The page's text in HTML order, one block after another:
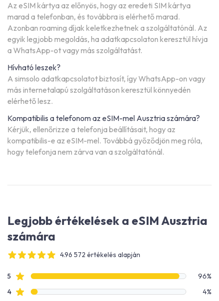
Az eSIM kártya az előnyös, hogy az eredeti SIM kártya
marad a telefonban, és továbbra is elérhető marad.
Azonban roaming díjak keletkezhetnek a szolgáltatónál. Az
egyik legjobb megoldás, ha adatkapcsolaton keresztül hívja
a WhatsApp-ot vagy más szolgáltatást.
Hívható leszek?
A simsolo adatkapcsolatot biztosít, így WhatsApp-on vagy
más internetalapú szolgáltatáson keresztül könnyedén
elérhető lesz.
Kompatibilis a telefonom az eSIM-mel Ausztria számára?
Kérjük, ellenőrizze a telefonja beállításait, hogy az
kompatibilis-e az eSIM-mel. Továbbá győződjön meg róla,
hogy telefonja nem zárva van a szolgáltatónál.
Legjobb értékelések a eSIM Ausztria
számára
4.96 572 értékelés alapján
Értékelési adatok
5Csillagos értékelések
96%
4Csillagos értékelések
4%